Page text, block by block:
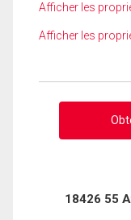
Afficher les
Afficher les
18426 55